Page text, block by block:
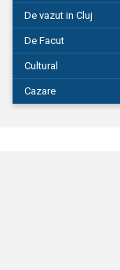
De vazut in Cluj
De Facut
Cultural
Cazare